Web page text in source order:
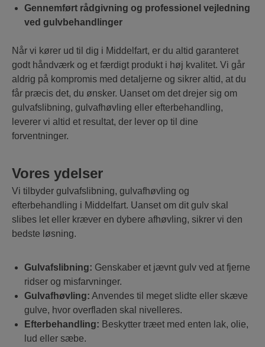
Gennemført rådgivning og professionel vejledning
ved gulvbehandlinger
Når vi kører ud til dig i Middelfart, er du altid garanteret
godt håndværk og et færdigt produkt i høj kvalitet. Vi går
aldrig på kompromis med detaljerne og sikrer altid, at du
får præcis det, du ønsker. Uanset om det drejer sig om
gulvafslibning, gulvafhøvling eller efterbehandling,
leverer vi altid et resultat, der lever op til dine
forventninger.
Vores ydelser
Vi tilbyder gulvafslibning, gulvafhøvling og
efterbehandling i Middelfart. Uanset om dit gulv skal
slibes let eller kræver en dybere afhøvling, sikrer vi den
bedste løsning.
Gulvafslibning: Genskaber et jævnt gulv ved at fjerne
ridser og misfarvninger.
Gulvafhøvling: Anvendes til meget slidte eller skæve
gulve, hvor overfladen skal nivelleres.
Efterbehandling: Beskytter træet med enten lak, olie,
lud eller sæbe.